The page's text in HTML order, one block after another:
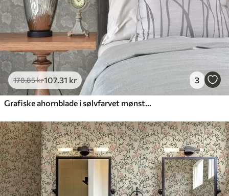
178.85kr107.31 kr 3
Grafiske ahornblade i sølvfarvet mønster på grå baggrund